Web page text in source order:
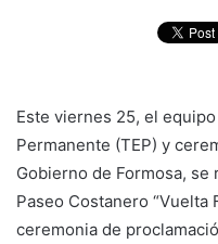
Este viernes 25, el
Permanente (TEP) y
Gobierno de Formosa, se
Paseo Costanero “Vuelta
ceremonia de